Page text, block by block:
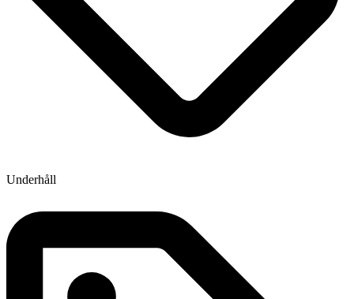
Underhåll